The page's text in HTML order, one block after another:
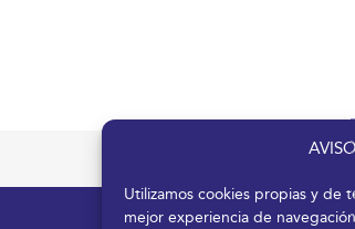
Utilizamos cookies propias y de
mejor experiencia de